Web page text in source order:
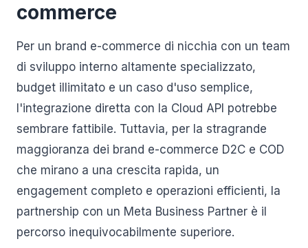
commerce
Per un brand e-commerce di nicchia con un team
di sviluppo interno altamente specializzato,
budget illimitato e un caso d'uso semplice,
l'integrazione diretta con la Cloud API potrebbe
sembrare fattibile. Tuttavia, per la stragrande
maggioranza dei brand e-commerce D2C e COD
che mirano a una crescita rapida, un
engagement completo e operazioni efficienti, la
partnership con un Meta Business Partner è il
percorso inequivocabilmente superiore.